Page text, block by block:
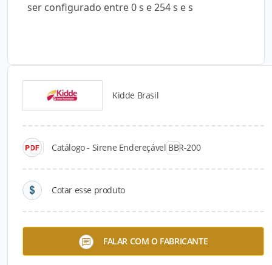
ser configurado entre 0 s e 254 s e s
Kidde Brasil
Catálogo - Sirene Endereçável BBR-200
Cotar esse produto
FALAR COM O FABRICANTE
Catálogos para Download
Cartão de Laço BSD-
Monitorada BSE-310